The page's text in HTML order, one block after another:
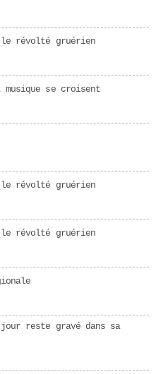
le révolté gruérien
se croisent
le révolté gruérien
le révolté gruérien
reste gravé dans sa